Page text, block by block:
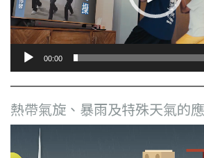
00:00
熱帶氣旋、暴雨及特殊天氣的
訊